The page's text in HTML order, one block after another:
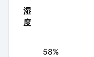
湿
度
58%